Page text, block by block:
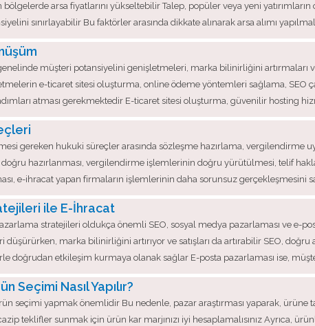
arsa fiyatlarını yükseltebilir Talep, popüler veya yeni
sınırlayabilir Bu faktörler arasında dikkate alınarak arsa alımı
müşteri potansiyelini genişletmeleri, marka bilinirliğini
e-ticaret sitesi oluşturma, online ödeme yöntemleri sağlama, SEO
atması gerekmektedir E-ticaret sitesi oluşturma, güvenilir hosting
gereken hukuki süreçler arasında sözleşme hazırlama, vergilendirme
hazırlanması, vergilendirme işlemlerinin doğru yürütülmesi, telif
e-ihracat yapan firmaların işlemlerinin daha sorunsuz gerçekleşmesini
ile E-İhracat
stratejileri oldukça önemli SEO, sosyal medya pazarlaması ve e-
düşürürken, marka bilinirliğini artırıyor ve satışları da artırabilir SEO,
doğrudan etkileşim kurmaya olanak sağlar E-posta pazarlaması ise,
Seçimi Nasıl Yapılır?
seçimi yapmak önemlidir Bu nedenle, pazar araştırması yaparak, ürüne
teklifler sunmak için ürün kar marjınızı iyi hesaplamalısınız Ayrıca,